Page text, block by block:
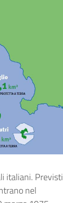
italiani. Previsti
nel